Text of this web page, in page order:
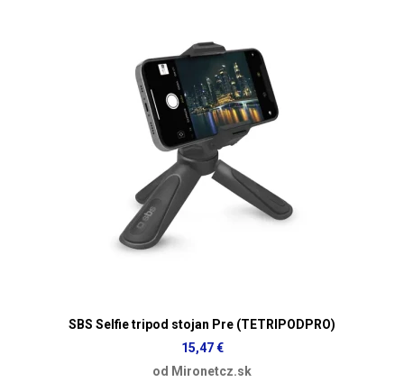
SBS Selfie tripod stojan Pre (TETRIPODPRO)
15,47 €
od Mironetcz.sk